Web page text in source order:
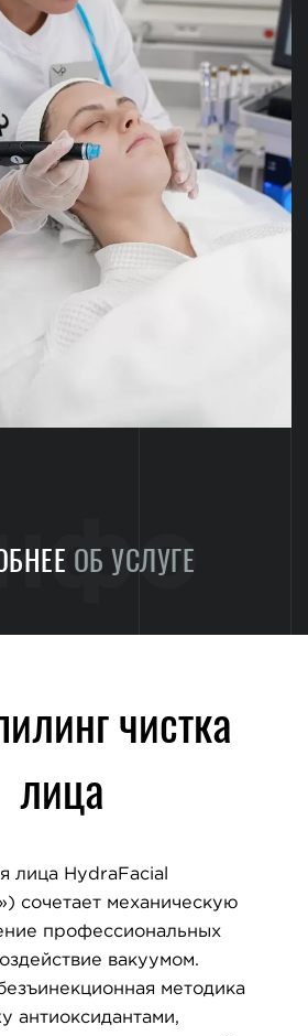
ОБ УСЛУГЕ
чистка
лица
лица HydraFacial
сочетает механическую
профессиональных
вакуумом.
методика
антиоксидантами,